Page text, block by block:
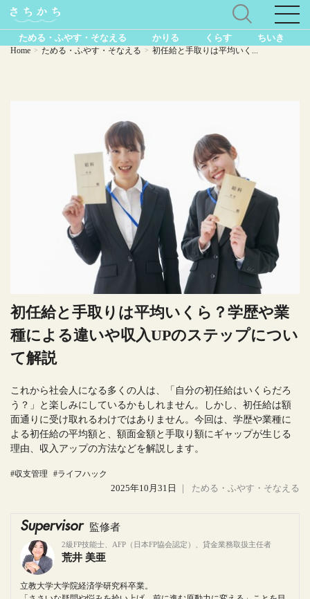
ためる・ふやす・そなえる かりる くらす ちいき
Home > ためる・ふやす・そなえる > 初任給と手取りは平均いく...
初任給と手取りは平均いくら？学歴や業
種による違いや収入UPのステップについ
て解説
これから社会人になる多くの人は、「自分の初任給はいくらだろ
う？」と楽しみにしているかもしれません。しかし、初任給は額
面通りに受け取れるわけではありません。今回は、学歴や業種に
よる初任給の平均額と、額面金額と手取り額にギャップが生じる
理由、収入アップの方法などを解説します。
#収支管理 #ライフハック
2025年10月31日 ｜ ためる・ふやす・そなえる
Supervisor 監修者
2級FP技能士、AFP（日本FP協会認定）、貸金業務取扱主任者
荒井 美亜
立教大学大学院経済学研究科卒業。